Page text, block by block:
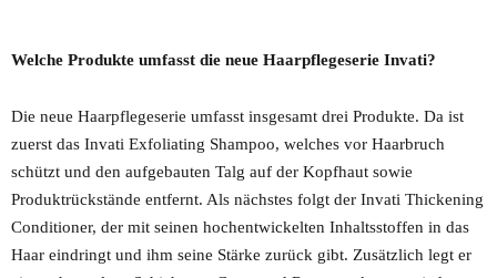
Welche Produkte umfasst die neue Haarpflegeserie Invati?
Die neue Haarpflegeserie umfasst insgesamt drei Produkte. Da ist
zuerst das Invati Exfoliating Shampoo, welches vor Haarbruch
schützt und den aufgebauten Talg auf der Kopfhaut sowie
Produktrückstände entfernt. Als nächstes folgt der Invati Thickening
Conditioner, der mit seinen hochentwickelten Inhaltsstoffen in das
Haar eindringt und ihm seine Stärke zurück gibt. Zusätzlich legt er